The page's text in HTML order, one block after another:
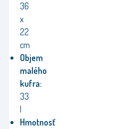
36
x
22
cm
Objem
malého
kufra:
33
l
Hmotnosť